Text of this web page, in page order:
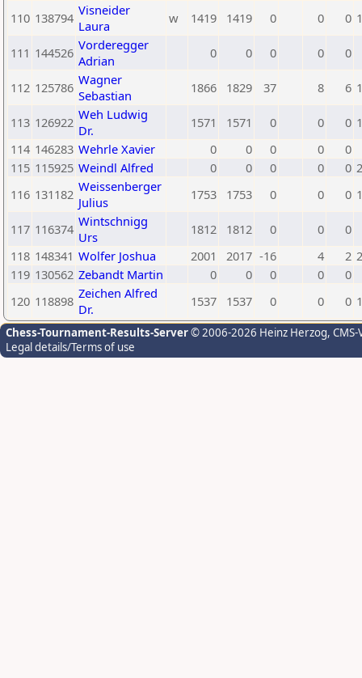
110 138794 Visneider
Laura
w 1419 1419 0 0 0
111 144526 Vorderegger
Adrian
0 0 0 0 0
112 125786 Wagner
Sebastian
1866 1829 37 8 6
113 126922 Weh Ludwig
Dr.
1571 1571 0 0 0
114 146283 Wehrle Xavier 0 0 0 0
0
115 115925 Weindl Alfred 0 0 0 0 0
116 131182 Weissenberger
Julius
1753 1753 0 0 0
117 116374 Wintschnigg
Urs
1812 1812 0 0
0
118 148341 Wolfer Joshua 2001 2017 -16 4 2
119 130562 Zebandt Martin 0 0 0 0
0
120 118898 Zeichen Alfred
Dr.
1537 1537 0 0 0
Chess-Tournament-Results-Server© 2006-2026 Heinz Herzog,
Legal details/Terms of use